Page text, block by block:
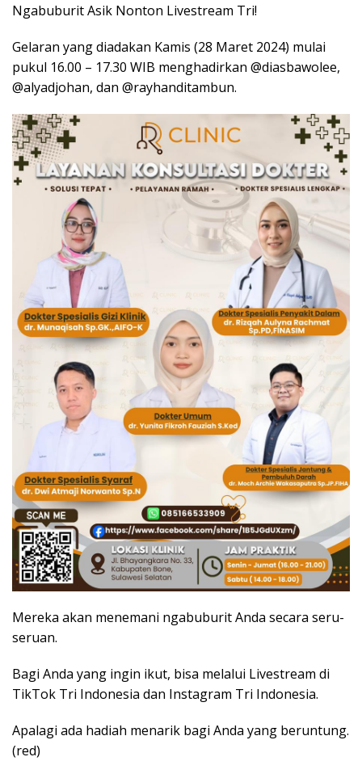
Ngabuburit Asik Nonton Livestream Tri!
Gelaran yang diadakan Kamis (28 Maret 2024) mulai
pukul 16.00 – 17.30 WIB menghadirkan @diasbawolee,
@alyadjohan, dan @rayhanditambun.
Mereka akan menemani ngabuburit Anda secara seru-
seruan.
Bagi Anda yang ingin ikut, bisa melalui Livestream di
TikTok Tri Indonesia dan Instagram Tri Indonesia.
Apalagi ada hadiah menarik bagi Anda yang beruntung.
(red)